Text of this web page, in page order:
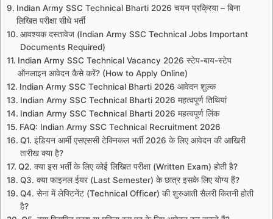
Indian Army SSC Technical Bharti 2026 चयन प्रक्रिया – बिना
लिखित परीक्षा सीधे भर्ती
आवश्यक दस्तावेज (Indian Army SSC Technical Jobs Important
Documents Required)
Indian Army SSC Technical Vacancy 2026 स्टेप-बाय-स्टेप
ऑनलाइन आवेदन कैसे करें? (How to Apply Online)
Indian Army SSC Technical Bharti 2026 आवेदन शुल्क
Indian Army SSC Technical Bharti 2026 महत्वपूर्ण तिथियां
Indian Army SSC Technical Bharti 2026 महत्वपूर्ण लिंक
FAQ: Indian Army SSC Technical Recruitment 2026
Q1. इंडियन आर्मी एसएससी टेक्निकल भर्ती 2026 के लिए आवेदन की आखिरी
तारीख क्या है?
Q2. क्या इस भर्ती के लिए कोई लिखित परीक्षा (Written Exam) होती है?
Q3. क्या फाइनल ईयर (Last Semester) के छात्र इसके लिए योग्य हैं?
Q4. सेना में लेफ्टिनेंट (Technical Officer) की शुरुआती सैलरी कितनी होती
है?